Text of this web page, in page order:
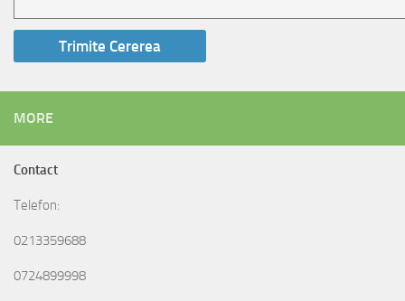
MORE
Contact
Telefon:
0213359688
0724899998